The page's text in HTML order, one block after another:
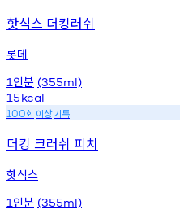
핫식스 더킹러쉬
롯데
1 인분 (355ml)
15kcal
100회 이상기록
더킹 크러쉬 피치
핫식스
1 인분 (355ml)